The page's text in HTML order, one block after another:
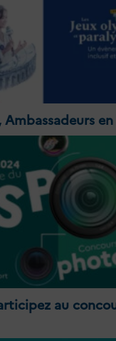
Ambassadeurs
au